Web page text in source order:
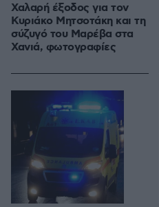
Χαλαρή έξοδος για τον
Κυριάκο Μητσοτάκη και τη
σύζυγό του Μαρέβα στα
Χανιά, φωτογραφίες